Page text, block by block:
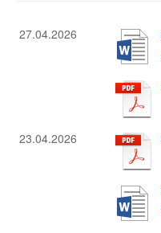
27.04.2026
23.04.2026